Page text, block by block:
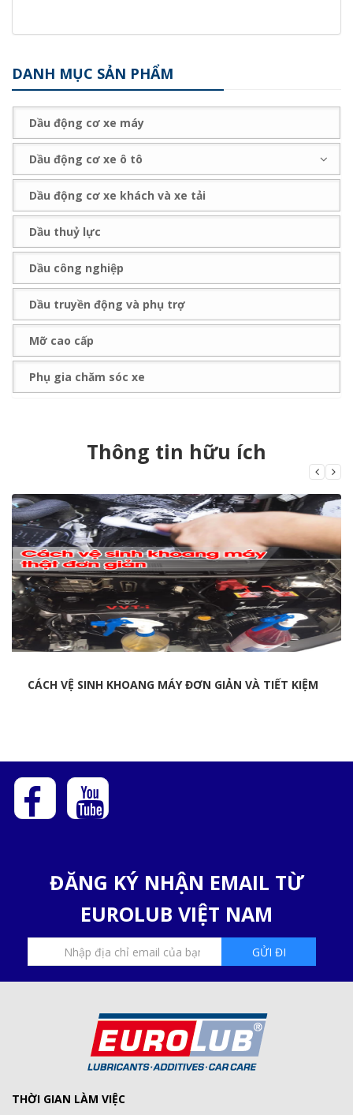
DANH MỤC SẢN PHẨM
Dầu động cơ xe máy
Dầu động cơ xe ô tô
Dầu động cơ xe khách và xe tải
Dầu thuỷ lực
Dầu công nghiệp
Dầu truyền động và phụ trợ
Mỡ cao cấp
Phụ gia chăm sóc xe
Thông tin hữu ích
CÁCH VỆ SINH KHOANG MÁY ĐƠN GIẢN VÀ TIẾT KIỆM
ĐĂNG KÝ NHẬN EMAIL TỪ
EUROLUB VIỆT NAM
THỜI GIAN LÀM VIỆC